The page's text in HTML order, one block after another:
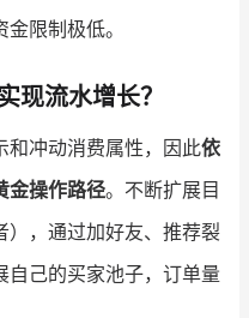
限制极低。
现流水增长？
和冲动消费属性，因此依
金操作路径。不断扩展目
），通过加好友、推荐裂
自己的买家池子，订单量